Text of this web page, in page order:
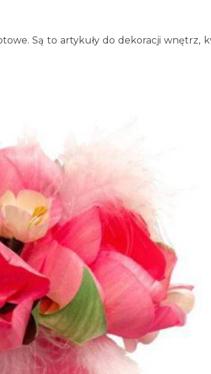
Są to artykuły do dekoracji wnętrz,